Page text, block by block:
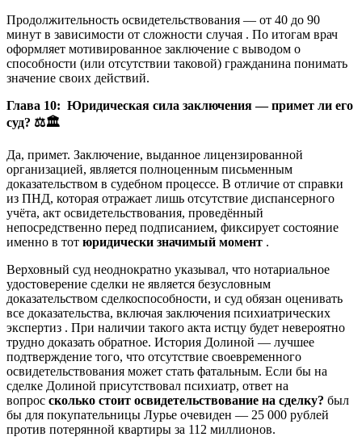
Продолжительность освидетельствования — от 40 до 90
минут в зависимости от сложности случая . По итогам врач
оформляет мотивированное заключение с выводом о
способности (или отсутствии таковой) гражданина понимать
значение своих действий.
Глава 10: Юридическая сила заключения — примет ли его
суд? ⚖🏛
Да, примет. Заключение, выданное лицензированной
организацией, является полноценным письменным
доказательством в судебном процессе. В отличие от справки
из ПНД, которая отражает лишь отсутствие диспансерного
учёта, акт освидетельствования, проведённый
непосредственно перед подписанием, фиксирует состояние
именно в тот юридически значимый момент .
Верховный суд неоднократно указывал, что нотариальное
удостоверение сделки не является безусловным
доказательством сделкоспособности, и суд обязан оценивать
все доказательства, включая заключения психиатрических
экспертиз . При наличии такого акта истцу будет невероятно
трудно доказать обратное. История Долиной — лучшее
подтверждение того, что отсутствие своевременного
освидетельствования может стать фатальным. Если бы на
сделке Долиной присутствовал психиатр, ответ на
вопрос сколько стоит освидетельствование на сделку? был
бы для покупательницы Лурье очевиден — 25 000 рублей
против потерянной квартиры за 112 миллионов.